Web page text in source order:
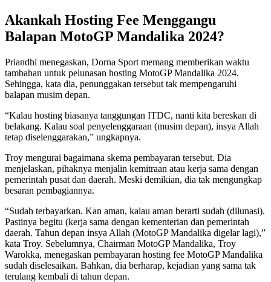
Akankah Hosting Fee Menggangu
Balapan MotoGP Mandalika 2024?
Priandhi menegaskan, Dorna Sport memang memberikan waktu
tambahan untuk pelunasan hosting MotoGP Mandalika 2024.
Sehingga, kata dia, penunggakan tersebut tak mempengaruhi
balapan musim depan.
“Kalau hosting biasanya tanggungan ITDC, nanti kita bereskan di
belakang. Kalau soal penyelenggaraan (musim depan), insya Allah
tetap diselenggarakan,” ungkapnya.
Troy mengurai bagaimana skema pembayaran tersebut. Dia
menjelaskan, pihaknya menjalin kemitraan atau kerja sama dengan
pemerintah pusat dan daerah. Meski demikian, dia tak mengungkap
besaran pembagiannya.
“Sudah terbayarkan. Kan aman, kalau aman berarti sudah (dilunasi).
Pastinya begitu (kerja sama dengan kementerian dan pemerintah
daerah. Tahun depan insya Allah (MotoGP Mandalika digelar lagi),”
kata Troy. Sebelumnya, Chairman MotoGP Mandalika, Troy
Warokka, menegaskan pembayaran hosting fee MotoGP Mandalika
sudah diselesaikan. Bahkan, dia berharap, kejadian yang sama tak
terulang kembali di tahun depan.